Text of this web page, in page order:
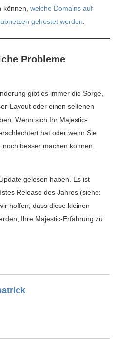
können, welche Domains auf
gehostet werden.
Probleme
gibt es immer die Sorge,
Layout oder einen seltenen
Wenn sich Ihr Majestic-
hat oder wenn Sie
besser machen können,
gelesen haben. Es ist
Release des Jahres (siehe:
hoffen, dass diese kleinen
Ihre Majestic-Erfahrung zu